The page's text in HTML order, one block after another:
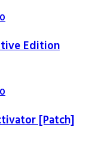
0
Edition
0
[Patch]